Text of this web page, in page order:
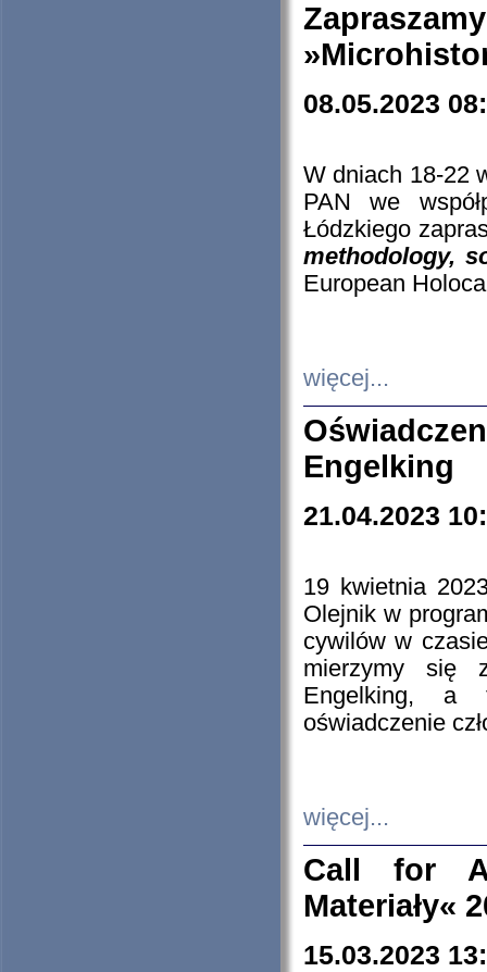
08.05.2023
W dniach 18-22
PAN we
Łódzkiego
methodology,
European
więcej...
Engelking
21.04.2023
19 kwietnia
Olejnik w
cywilów w
mierzymy się
Engelking, a
oświadczenie
więcej...
Call for
Materiały«
15.03.2023